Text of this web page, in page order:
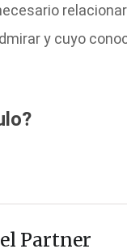
y cuyo
Partner